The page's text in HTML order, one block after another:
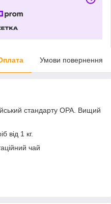
Умови повернення
стандарту OPA. Вищий
від 1 кг.
чай